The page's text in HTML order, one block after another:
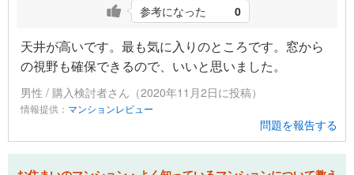
参考になった 0
天井が高いです。最も気に入りのところです。窓から
の視野も確保できるので、いいと思いました。
男性 / 購入検討者さん（2020年11月2日に投稿）
情報提供： マンションレビュー
問題を報告する